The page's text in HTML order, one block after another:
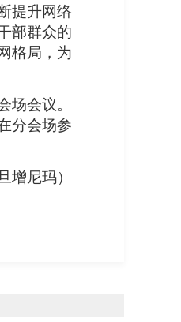
提升网络
部群众的
格局，为
场会议。
分会场参
增尼玛）